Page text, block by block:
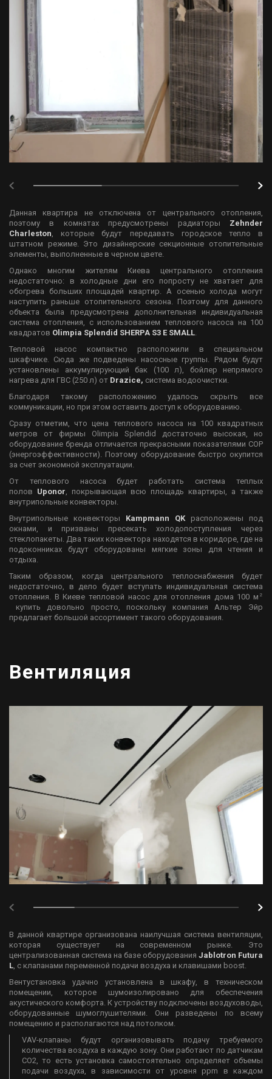
Данная квартира не отключена от центрального отопления,
поэтому в комнатах предусмотрены радиаторы
Zehnder
Charleston, которые будут передавать городское тепло в
штатном режиме. Это дизайнерские секционные отопительные
элементы, выполненные в черном цвете.
Однако многим жителям Киева центрального отопления
недостаточно: в холодные дни его попросту не хватает для
обогрева больших площадей квартир. А осенью холода могут
наступить раньше отопительного сезона. Поэтому для данного
объекта была предусмотрена дополнительная индивидуальная
система отопления, с использованием теплового насоса на 100
квадратов Olimpia Splendid SHERPA S3 E SMALL.
Тепловой насос компактно расположили в специальном
шкафчике. Сюда же подведены насосные группы. Рядом будут
установлены аккумулирующий бак (100 л), бойлер непрямого
нагрева для ГВС (250 л) от Drazice, система водоочистки.
Благодаря такому расположению удалось скрыть все
коммуникации, но при этом оставить доступ к оборудованию.
Сразу отметим, что цена теплового насоса на 100 квадратных
метров от фирмы Olimpia Splendid достаточно высокая, но
оборудование бренда отличается прекрасными показателями COP
(энергоэффективности). Поэтому оборудование быстро окупится
за счет экономной эксплуатации.
От теплового насоса будет работать система теплых
полов Uponor, покрывающая всю площадь квартиры, а также
внутрипольные конвекторы.
Внутрипольные конвекторы
Kampmann QK
расположены под
окнами, и призваны пресекать холодопоступления через
стеклопакеты. Два таких конвектора находятся в коридоре, где на
подоконниках будут оборудованы мягкие зоны для чтения и
отдыха.
Таким образом, когда центрального теплоснабжения будет
недостаточно, в дело будет вступать индивидуальная система
отопления. В Киеве тепловой насос для отопления дома 100 м 2
купить довольно просто, поскольку компания Альтер Эйр
предлагает большой ассортимент такого оборудования.
Вентиляция
В данной квартире организована наилучшая система вентиляции,
которая существует на современном рынке. Это
централизованная система на базе оборудования Jablotron Futura
L , с клапанами переменной подачи воздуха и клавишами boost.
Вентустановка удачно установлена в шкафу, в техническом
помещении, которое шумоизолировано для обеспечения
акустического комфорта. К устройству подключены воздуховоды,
оборудованные шумоглушителями. Они разведены по всему
помещению и располагаются над потолком.
VAV-клапаны будут организовывать подачу требуемого
количества воздуха в каждую зону. Они работают по датчикам
CO2, то есть установка самостоятельно определяет объемы
подачи воздуха, в зависимости от уровня ppm в каждом